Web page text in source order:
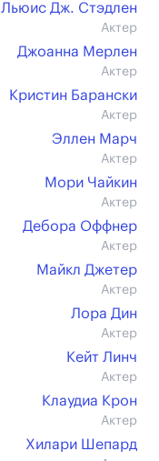
Льюис Дж. Стэдлен
Актер
Джоанна Мерлен
Актер
Кристин Барански
Актер
Эллен Марч
Актер
Мори Чайкин
Актер
Дебора Оффнер
Актер
Майкл Джетер
Актер
Лора Дин
Актер
Кейт Линч
Актер
Клаудиа Крон
Актер
Хилари Шепард